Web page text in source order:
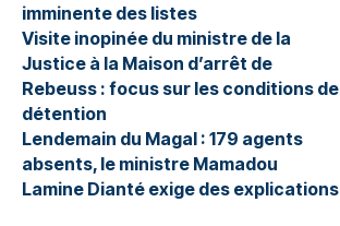
imminente des listes
Visite inopinée du ministre de la
Justice à la Maison d’arrêt de
Rebeuss : focus sur les conditions de
détention
Lendemain du Magal : 179 agents
absents, le ministre Mamadou
Lamine Dianté exige des explications